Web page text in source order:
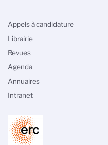
Appels à candidature
Librairie
Revues
Agenda
Annuaires
Intranet